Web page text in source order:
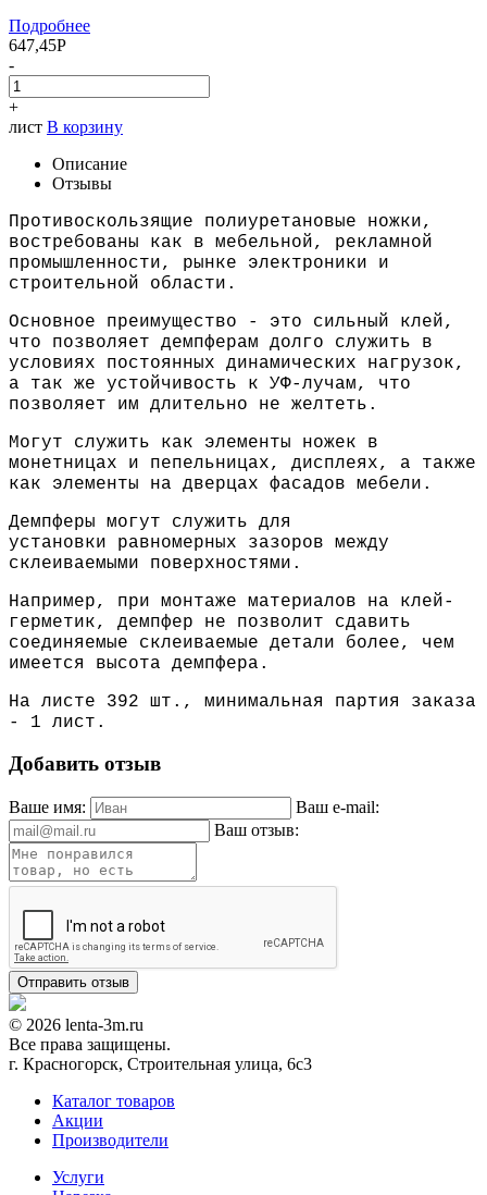
Подробнее
647,45Р
-
+
лист В корзину
Описание
Отзывы
Противоскользящие полиуретановые ножки,
востребованы как в мебельной, рекламной
промышленности, рынке электроники и
строительной области.
Основное преимущество - это сильный клей,
что позволяет демпферам долго служить в
условиях постоянных динамических нагрузок,
а так же устойчивость к УФ-лучам, что
позволяет им длительно не желтеть.
Могут служить как элементы ножек в
монетницах и пепельницах, дисплеях, а также
как элементы на дверцах фасадов мебели.
Демпферы могут служить для
установки равномерных зазоров между
склеиваемыми поверхностями.
Например, при монтаже материалов на клей-
герметик, демпфер не позволит сдавить
соединяемые склеиваемые детали более, чем
имеется высота демпфера.
На листе 392 шт., минимальная партия заказа
- 1 лист.
Добавить отзыв
Ваше имя:
Ваш e-mail:
Ваш отзыв:
© 2026 lenta-3m.ru
Все права защищены.
г. Красногорск, Строительная улица, 6с3
Каталог товаров
Акции
Производители
Услуги